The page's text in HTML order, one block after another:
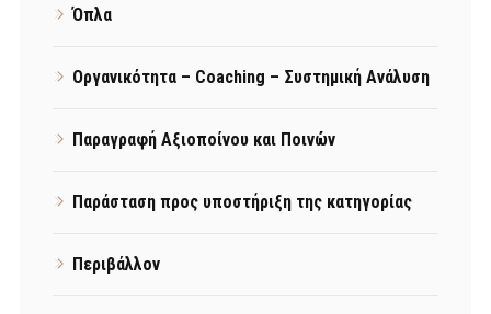
Όπλα
Οργανικότητα – Coaching – Συστημική Ανάλυση
Παραγραφή Αξιοποίνου και Ποινών
Παράσταση προς υποστήριξη της κατηγορίας
Περιβάλλον